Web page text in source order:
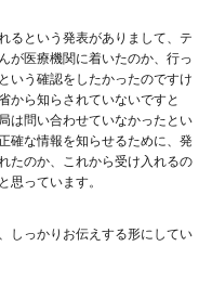
るという発表がありまして、テ
が医療機関に着いたのか、行っ
いう確認をしたかったのですけ
から知らされていないですと
は問い合わせていなかったとい
確な情報を知らせるために、発
たのか、これから受け入れるの
思っています。
しっかりお伝えする形にしてい